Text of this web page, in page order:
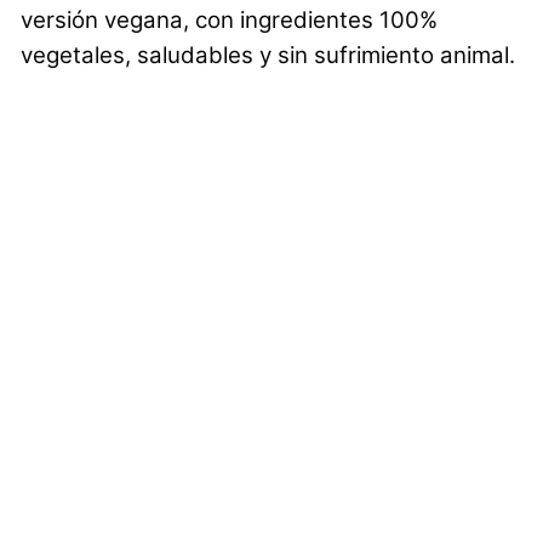
versión vegana, con ingredientes 100%
vegetales, saludables y sin sufrimiento animal.